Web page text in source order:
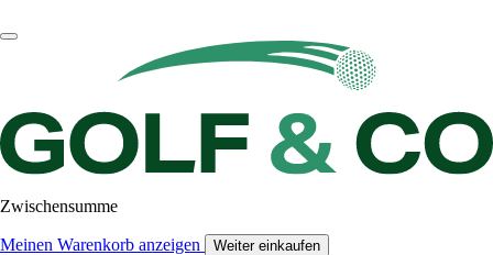
Zwischensumme
Meinen Warenkorb anzeigen Weiter einkaufen